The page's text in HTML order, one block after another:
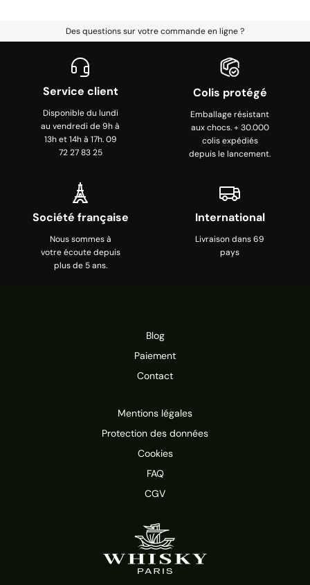
Des questions sur votre commande en ligne ?
Service client
Disponible du lundi
au vendredi de 9h à
13h et 14h à 17h. 09
72 27 83 25
Colis protégé
Emballage résistant
aux chocs. + 30.000
colis expédiés
depuis le lancement.
Société française
Nous sommes à
votre écoute depuis
plus de 5 ans.
International
Livraison dans 69
pays
Blog
Paiement
Contact
Mentions légales
Protection des données
Cookies
FAQ
CGV